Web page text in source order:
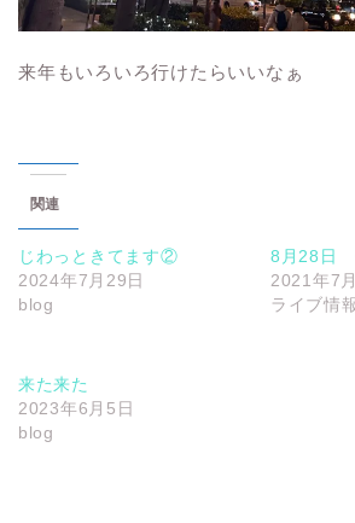
来年もいろいろ行けたらいいなぁ
関連
じわっときてます②
2024年7月29日
blog
8月28日
2021年7
ライブ情報
来た来た
2023年6月5日
blog